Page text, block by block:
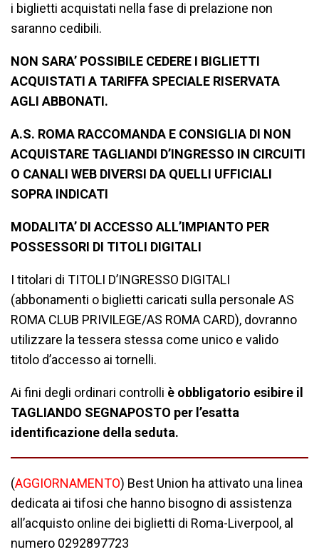
i biglietti acquistati nella fase di prelazione non
saranno cedibili.
NON SARA’ POSSIBILE CEDERE I BIGLIETTI
ACQUISTATI A TARIFFA SPECIALE RISERVATA
AGLI ABBONATI.
A.S. ROMA RACCOMANDA E CONSIGLIA DI NON
ACQUISTARE TAGLIANDI D’INGRESSO IN CIRCUITI
O CANALI WEB DIVERSI DA QUELLI UFFICIALI
SOPRA INDICATI
MODALITA’ DI ACCESSO ALL’IMPIANTO PER
POSSESSORI DI TITOLI DIGITALI
I titolari di TITOLI D’INGRESSO DIGITALI
(abbonamenti o biglietti caricati sulla personale AS
ROMA CLUB PRIVILEGE/AS ROMA CARD), dovranno
utilizzare la tessera stessa come unico e valido
titolo d’accesso ai tornelli.
Ai fini degli ordinari controlli è obbligatorio esibire il
TAGLIANDO SEGNAPOSTO per l’esatta
identificazione della seduta.
(AGGIORNAMENTO) Best Union ha attivato una linea
dedicata ai tifosi che hanno bisogno di assistenza
all’acquisto online dei biglietti di Roma-Liverpool, al
numero 0292897723